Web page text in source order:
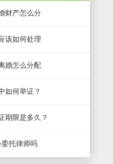
财产怎么分
该如何处理
婚怎么分配
如何举证？
期限是多久？
托律师吗